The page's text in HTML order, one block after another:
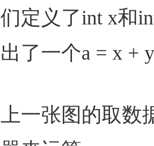
定义了int x和
了一个a = x +
一张图的取数